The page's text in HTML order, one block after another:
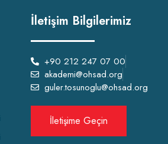
İletişim Bilgilerimiz
+90 212 247 07 00
akademi@ohsad.org
guler.tosunoglu@ohsad.org
İletişime Geçin